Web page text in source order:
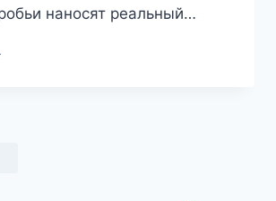
наносят реальный…